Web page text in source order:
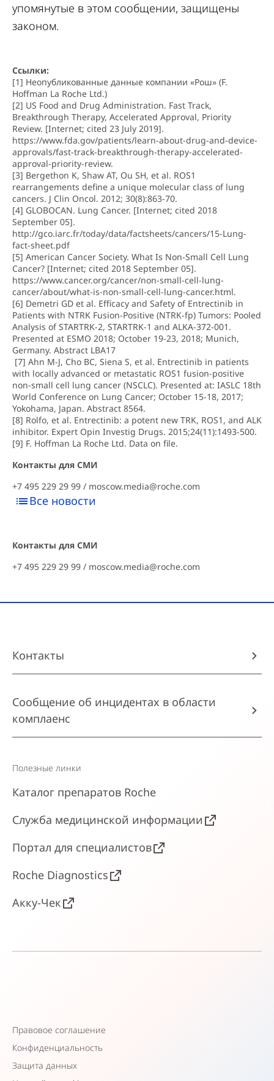
упомянутые в этом сообщении, защищены
законом.
Ссылки:
[1] Неопубликованные данные компании «Рош» (F.
Hoffman La Roche Ltd.)
[2] US Food and Drug Administration. Fast Track,
Breakthrough Therapy, Accelerated Approval, Priority
Review. [Internet; cited 23 July 2019].
https://www.fda.gov/patients/learn-about-drug-and-device-
approvals/fast-track-breakthrough-therapy-accelerated-
approval-priority-review.
[3] Bergethon K, Shaw AT, Ou SH, et al. ROS1
rearrangements define a unique molecular class of lung
cancers. J Clin Oncol. 2012; 30(8):863-70.
[4] GLOBOCAN. Lung Cancer. [Internet; cited 2018
September 05].
http://gco.iarc.fr/today/data/factsheets/cancers/15-Lung-
fact-sheet.pdf
[5] American Cancer Society. What Is Non-Small Cell Lung
Cancer? [Internet; cited 2018 September 05].
https://www.cancer.org/cancer/non-small-cell-lung-
cancer/about/what-is-non-small-cell-lung-cancer.html.
[6] Demetri GD et al. Efficacy and Safety of Entrectinib in
Patients with NTRK Fusion-Positive (NTRK-fp) Tumors: Pooled
Analysis of STARTRK-2, STARTRK-1 and ALKA-372-001.
Presented at ESMO 2018; October 19-23, 2018; Munich,
Germany. Abstract LBA17
[7] Ahn M-J, Cho BC, Siena S, et al. Entrectinib in patients
with locally advanced or metastatic ROS1 fusion-positive
non-small cell lung cancer (NSCLC). Presented at: IASLC 18th
World Conference on Lung Cancer; October 15-18, 2017;
Yokohama, Japan. Abstract 8564.
[8] Rolfo, et al. Entrectinib: a potent new TRK, ROS1, and ALK
inhibitor. Expert Opin Investig Drugs. 2015;24(11):1493-500.
[9] F. Hoffman La Roche Ltd. Data on file.
Контакты для СМИ
+7 495 229 29 99 / moscow.media@roche.com
Все новости
Контакты для СМИ
+7 495 229 29 99 / moscow.media@roche.com
Контакты
Сообщение об инцидентах в области
комплаенс
Полезные линки
Каталог препаратов Roche
Служба медицинской информации
Портал для специалистов
Roche Diagnostics
Акку-Чек
Правовое соглашение
Конфиденциальность
Защита данных